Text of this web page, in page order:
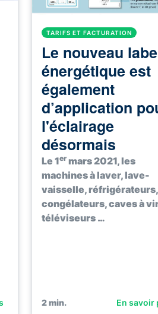
TARIFS ET FACTURATION
Le nouveau
énergétique est
également
d’application
l'éclairage
désormais
Le 1er mars 2021, les
machines à laver, lave-
vaisselle, réfrigérateurs,
congélateurs, caves à
téléviseurs …
2min. En savoir